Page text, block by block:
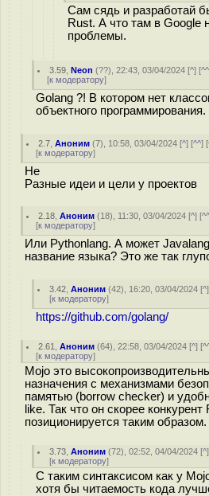
Сам сядь и разработай
Rust. А что там в Google
проблемы.
3.59 ,Neon (??), 22:43, 03/04/2024 [^] [^^
[к модератору]
Golang ?! В котором нет
объектного
2.7 ,Аноним (7), 10:58, 03/04/2024 [^] [^^] [
[к модератору]
Не
Разные идеи и цели у проектов
2.18 ,Аноним (18), 11:30, 03/04/2024 [^] [
[к модератору]
Или Pythonlang. А может
название языка? Это же так
3.42 ,Аноним (42), 16:20, 03/04/2024 [^
[к модератору]
https://github.com/golang/
2.61 ,Аноним (64), 22:58, 03/04/2024 [^] [
[к модератору]
Mojo это
назначения с механизмами
памятью (borrow checker) и
like. Так что он скорее
позиционируется таким образом.
3.73 ,Аноним (72), 02:52, 04/04/2024 [^
[к модератору]
С таким синтаксисом как у
хотя бы читаемость кода